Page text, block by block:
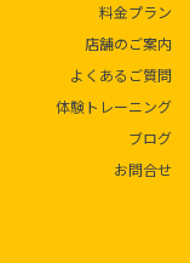
料金プラン
店舗のご案内
よくあるご質問
体験トレーニング
ブログ
お問合せ